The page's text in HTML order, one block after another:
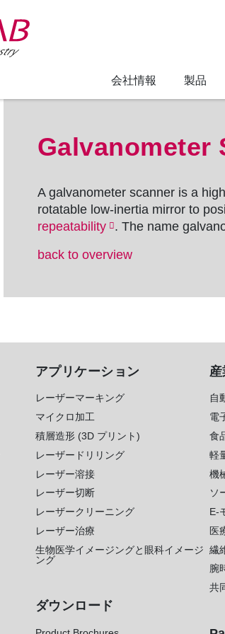
会社情報 製品
Galvanometer
A galvanometer scanner is a
rotatable low-inertia mirror to
repeatability
. The name
back to overview
アプリケーション
レーザーマーキング
マイクロ加工
積層造形 (3D プリント)
レーザードリリング
レーザー溶接
レーザー切断
レーザークリーニング
レーザー治療
生物医学イメージングと眼科イメージ
ング
ダウンロード
産
自
電
食
軽
機
ソ
E-
医
繊
腕
共